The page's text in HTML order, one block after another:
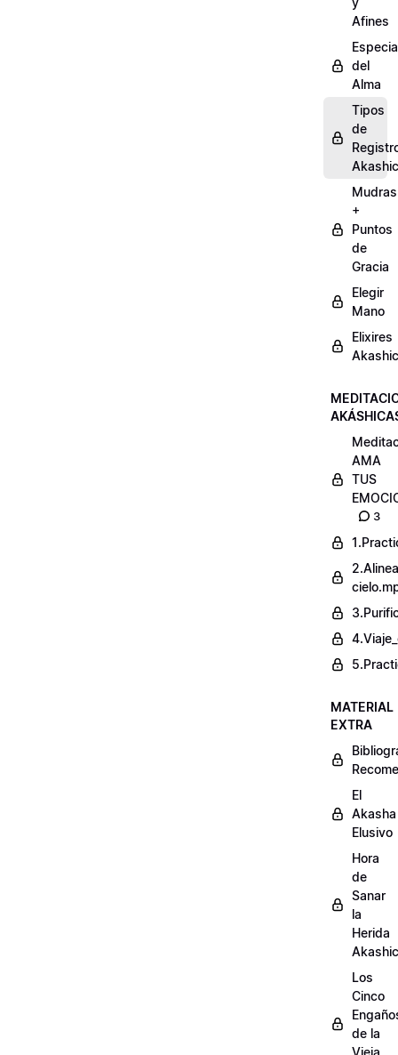
Afines
del
Alma
Tipos
de
Mudras
+
Puntos
de
Gracia
Elegir
Mano
Elixires
AMA
TUS
3
MATERIAL
EXTRA
El
Akasha
Elusivo
Hora
de
Sanar
la
Herida
Los
Cinco
de la
Vieja